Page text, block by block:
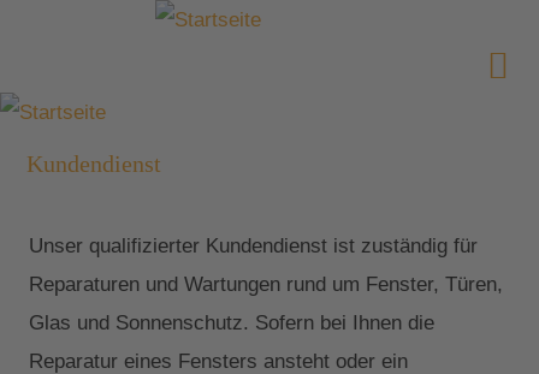
Kundendienst
Unser qualifizierter Kundendienst ist zuständig für
Reparaturen und Wartungen rund um Fenster, Türen,
Glas und Sonnenschutz. Sofern bei Ihnen die
Reparatur eines Fensters ansteht oder ein